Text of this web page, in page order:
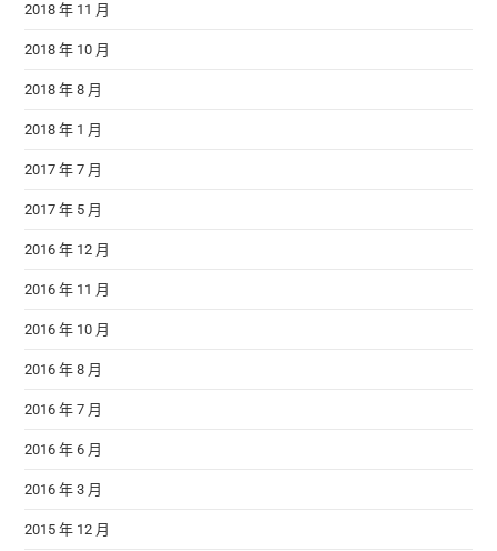
2018 年 11 月
2018 年 10 月
2018 年 8 月
2018 年 1 月
2017 年 7 月
2017 年 5 月
2016 年 12 月
2016 年 11 月
2016 年 10 月
2016 年 8 月
2016 年 7 月
2016 年 6 月
2016 年 3 月
2015 年 12 月